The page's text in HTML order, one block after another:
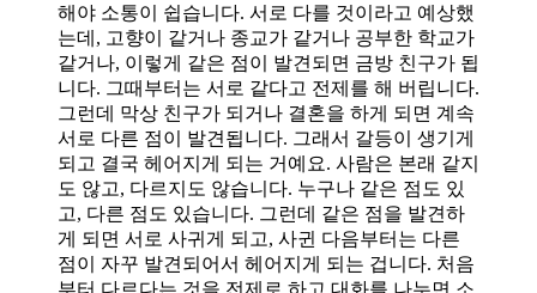
해야 소통이 쉽습니다. 서로 다를 것이라고 예상했
는데, 고향이 같거나 종교가 같거나 공부한 학교가
같거나, 이렇게 같은 점이 발견되면 금방 친구가 됩
니다. 그때부터는 서로 같다고 전제를 해 버립니다.
그런데 막상 친구가 되거나 결혼을 하게 되면 계속
서로 다른 점이 발견됩니다. 그래서 갈등이 생기게
되고 결국 헤어지게 되는 거예요. 사람은 본래 같지
도 않고, 다르지도 않습니다. 누구나 같은 점도 있
고, 다른 점도 있습니다. 그런데 같은 점을 발견하
게 되면 서로 사귀게 되고, 사귄 다음부터는 다른
점이 자꾸 발견되어서 헤어지게 되는 겁니다. 처음